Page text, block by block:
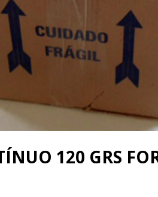
120 GRS